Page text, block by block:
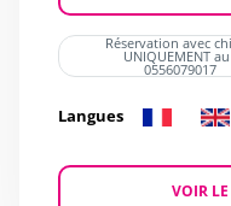
Réservation avec
UNIQUEMENT
0556079017
Langues
VOIR